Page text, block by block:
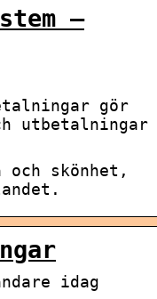
–
gör
utbetalningar
skönhet,
idag